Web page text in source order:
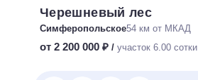
Черешневый лес
Симферопольское54 км от МКАД
от 2 200 000 ₽ / участок 6.00 сотки